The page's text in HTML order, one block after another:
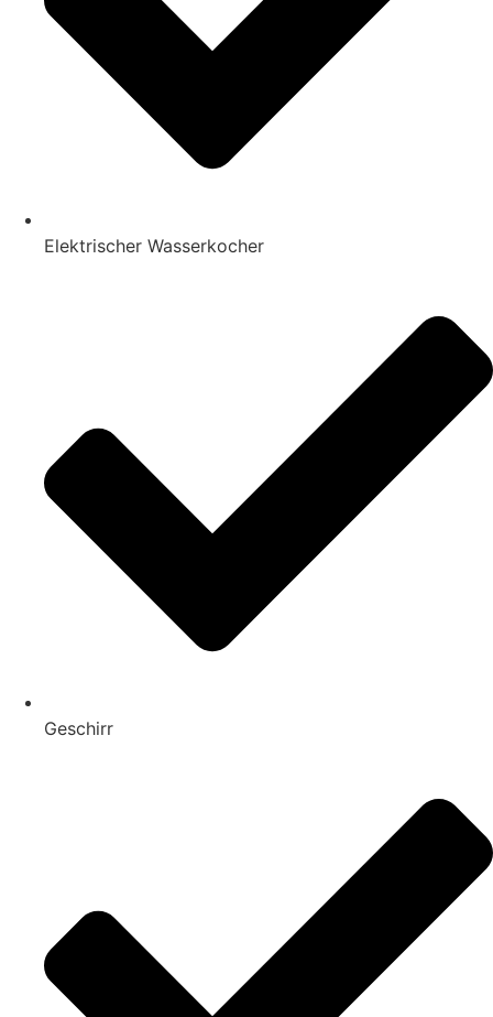
Elektrischer Wasserkocher
Geschirr